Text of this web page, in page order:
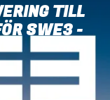
TILL
SWE3 -